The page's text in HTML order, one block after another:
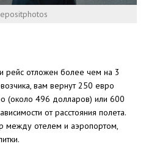
рейс отложен более чем на 3
вам вернут 250 евро
(около 496 долларов) или 600
от расстояния полета.
между отелем и аэропортом,